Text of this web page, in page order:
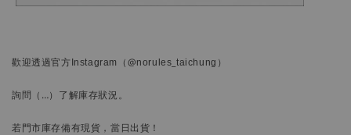
歡迎透過官方Instagram （@norules_taichung）
詢問 （…） 了解庫存狀況。
若門市庫存備有現貨，當日出貨！